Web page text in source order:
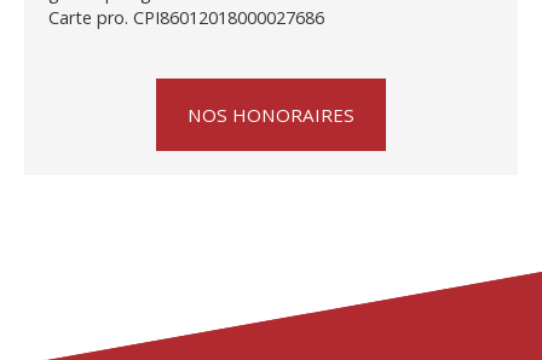
Carte pro. CPI86012018000027686
NOS HONORAIRES